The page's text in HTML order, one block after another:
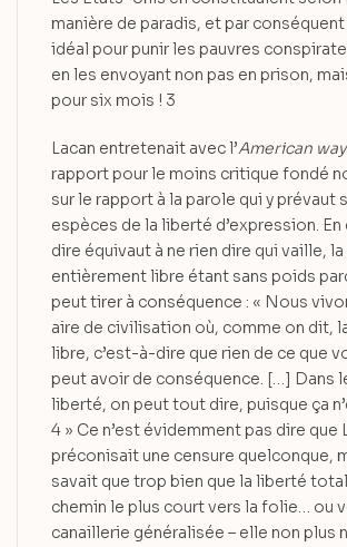
manière de paradis, et par
idéal pour punir les pauvres
en les envoyant non pas en prison,
pour six mois ! 3
Lacan entretenait avec l’American
rapport pour le moins critique fondé
sur le rapport à la parole qui y prévaut
espèces de la liberté d’expression.
dire équivaut à ne rien dire qui vaille,
entièrement libre étant sans poids
peut tirer à conséquence : « Nous
aire de civilisation où, comme on dit,
libre, c’est-à-dire que rien de ce que
peut avoir de conséquence. […] Dans
liberté, on peut tout dire, puisque ça
4 » Ce n’est évidemment pas dire que
préconisait une censure quelconque,
savait que trop bien que la liberté
chemin le plus court vers la folie… ou
canaillerie généralisée – elle non plus